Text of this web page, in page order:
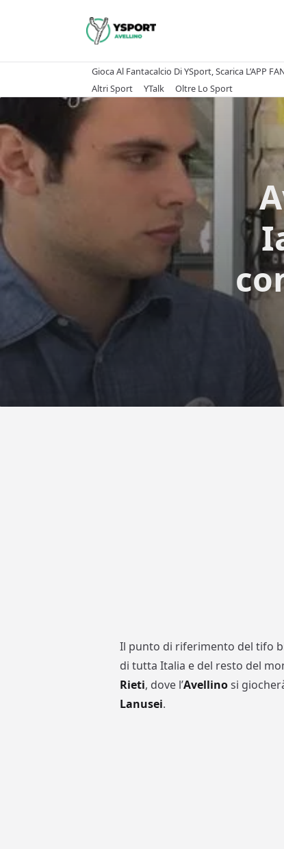
Gioca Al Fantacalcio Di YSport, Scarica L’APP
Altri Sport
YTalk Oltre Lo Sport
Il punto di riferimento del tifo
di tutta Italia e del resto del
Rieti, dove l’Avellinosi
Lanusei.